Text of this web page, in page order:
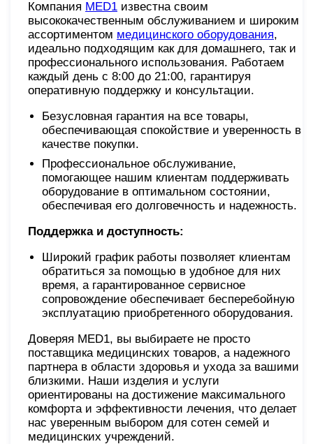
Компания MED1 известна своим
высококачественным обслуживанием и широким
ассортиментом медицинского оборудования,
идеально подходящим как для домашнего, так и
профессионального использования. Работаем
каждый день с 8:00 до 21:00, гарантируя
оперативную поддержку и консультации.
Безусловная гарантия на все товары,
обеспечивающая спокойствие и уверенность в
качестве покупки.
Профессиональное обслуживание,
помогающее нашим клиентам поддерживать
оборудование в оптимальном состоянии,
обеспечивая его долговечность и надежность.
Поддержка и доступность:
Широкий график работы позволяет клиентам
обратиться за помощью в удобное для них
время, а гарантированное сервисное
сопровождение обеспечивает бесперебойную
эксплуатацию приобретенного оборудования.
Доверяя MED1, вы выбираете не просто
поставщика медицинских товаров, а надежного
партнера в области здоровья и ухода за вашими
близкими. Наши изделия и услуги
ориентированы на достижение максимального
комфорта и эффективности лечения, что делает
нас уверенным выбором для сотен семей и
медицинских учреждений.